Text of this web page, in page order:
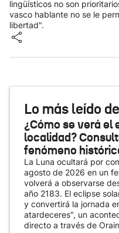
lingüísticos no son
vasco hablante no se le
libertad".
Lo más leído
¿Cómo se verá el
localidad?
fenómeno
La Luna ocultará por
agosto de 2026 en un
volverá a observarse
año 2183. El eclipse
y convertirá la jornada
atardeceres", un
directo a través de